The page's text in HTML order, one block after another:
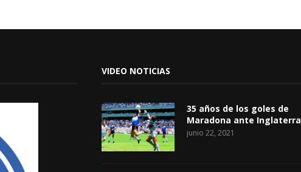
VIDEO NOTICIAS
35 años de los goles de
Maradona ante Inglaterra
junio 22, 2021